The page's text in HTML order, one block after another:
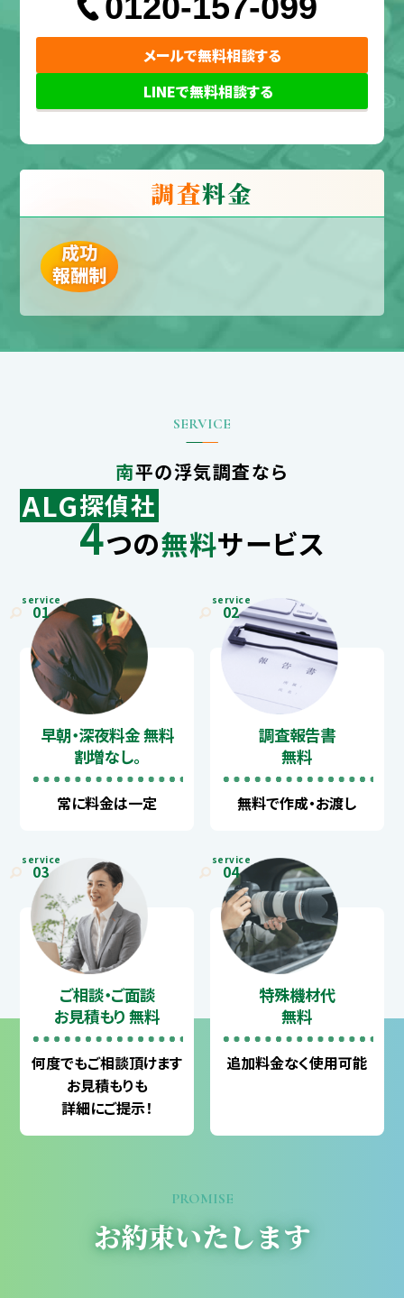
メールで無料相談する
LINEで無料相談する
調査料金
成功
報酬制
南平の浮気調査なら
ALG探偵社
4つの無料サービス
service
01
早朝・深夜料金 無料
割増なし。
常に料金は一定
service
02
調査報告書
無料
無料で作成・お渡し
service
03
ご相談・ご面談
お見積もり 無料
何度でもご相談頂けます
お見積もりも
詳細にご提示！
service
04
特殊機材代
無料
追加料金なく使用可能
お約束いたします